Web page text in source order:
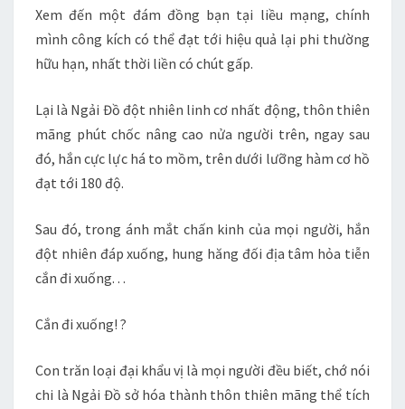
Xem đến một đám đồng bạn tại liều mạng, chính
mình công kích có thể đạt tới hiệu quả lại phi thường
hữu hạn, nhất thời liền có chút gấp.
Lại là Ngải Đồ đột nhiên linh cơ nhất động, thôn thiên
mãng phút chốc nâng cao nửa người trên, ngay sau
đó, hắn cực lực há to mồm, trên dưới lưỡng hàm cơ hồ
đạt tới 180 độ.
Sau đó, trong ánh mắt chấn kinh của mọi người, hắn
đột nhiên đáp xuống, hung hăng đối địa tâm hỏa tiễn
cắn đi xuống. . .
Cắn đi xuống! ?
Con trăn loại đại khẩu vị là mọi người đều biết, chớ nói
chi là Ngải Đồ sở hóa thành thôn thiên mãng thể tích